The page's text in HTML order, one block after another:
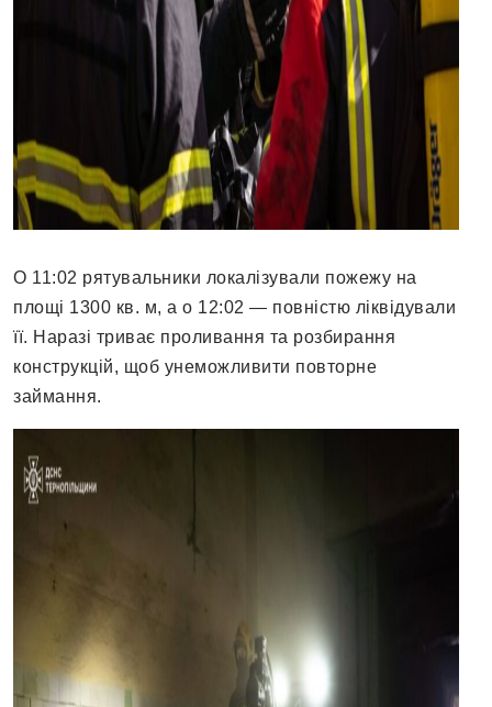
О 11:02 рятувальники локалізували пожежу на
площі 1300 кв. м, а о 12:02 — повністю ліквідували
її. Наразі триває проливання та розбирання
конструкцій, щоб унеможливити повторне
займання.